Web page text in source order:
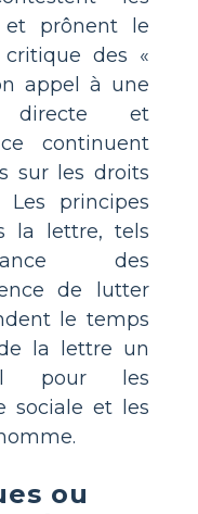
et prônent le
critique des «
appel à une
directe et
continuent
sur les droits
Les principes
la lettre, tels
des
de lutter
le temps
la lettre un
pour les
sociale et les
ou